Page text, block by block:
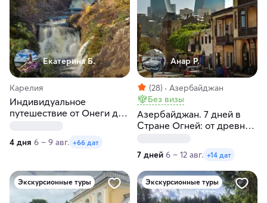
Екатерина Б.
Карелия
Индивидуальное
путешествие от Онеги до
4 дня 6 – 9 авг. +66 дат
Анар Р.
(28)
Азербайджан
Без визы
Азербайджан. 7 дней в
Стране Огней: от древних
Кавказа и винодельни
7 дней 6 – 12 авг. +14 дат
Экскурсионные туры Экскурсионные туры